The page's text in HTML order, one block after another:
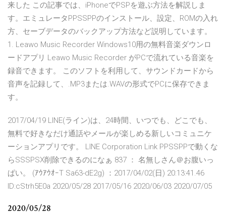
来した この記事では、iPhoneでPSPを遊ぶ方法を解説しま
す。エミュレータPPSSPPのインストール、設定、ROMの入れ
方、セーブデータのバックアップ方法など説明しています。
1. Leawo Music Recorder Windows10用の無料音楽ダウンロ
ードアプリ Leawo Music Recorder がPCで流れている音楽を
録音できます。 このソフトを利用して、サウンドカードから
音声を記録して、.MP3または.WAVの形式でPCに保存できま
す。
2017/04/19 LINE(ライン)は、24時間、いつでも、どこでも、
無料で好きなだけ通話やメールが楽しめる新しいコミュニケ
ーションアプリです。 LINE Corporation Link PPSSPPで動くな
らSSSPSX削除できるのになぁ 837 ： 名無しさん＠お腹いっ
ぱい。 (ｱｳｱｳｵｰT Sa63-dE2g) ：2017/04/02(日) 20:13:41.46
ID:cStrh5E0a 2020/05/28 2017/05/16 2020/06/03 2020/07/05
2020/05/28